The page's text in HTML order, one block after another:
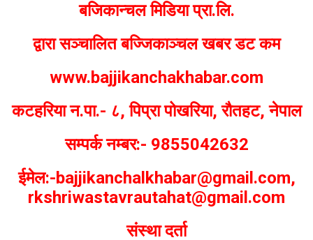
बजिकान्चल मिडिया प्रा.लि.
द्वारा सञ्चालित बज्जिकाञ्चल खबर डट कम
www.bajjikanchakhabar.com
कटहरिया न.पा.- ८, पिप्रा पोखरिया, रौतहट, नेपाल
सम्पर्क नम्बर:- 9855042632
ईमेल:-bajjikanchalkhabar@gmail.com,
rkshriwastavrautahat@gmail.com
संस्था दर्ता